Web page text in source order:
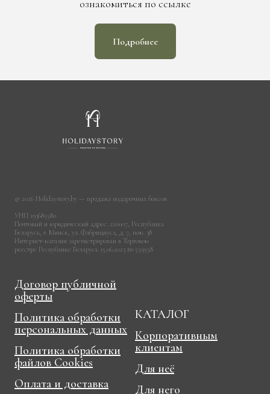
ознакомиться по ссылке
Подробнее
© 2026 Holidaystory.by — продажа подарочных боксов
УНП 193685580
Почтовый и юридический адрес: 220007, Республика
Беларусь, г. Минск, ул. Фабрициуса, д. 7, пом. 38
Интернет-магазин зарегистрирован в Торговом
реестре Республике Беларусь 15.06.2023 № 559558
Договор публичной
оферты
Политика обработки
персональных данных
Политика обработки
файлов Cookies
Оплата и доставка
КАТАЛОГ
Корпоративным
клиентам
Для неё
Для него